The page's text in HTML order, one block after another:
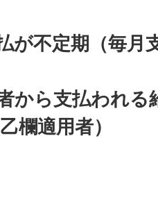
が不定期（毎月
から支払われる
欄適用者）